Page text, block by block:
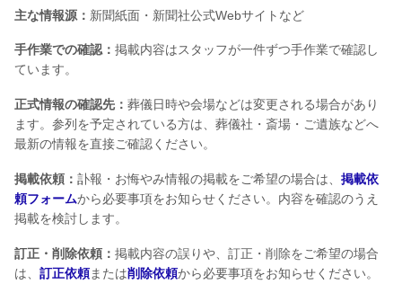
主な情報源： 新聞紙面・新聞社公式Webサイトなど
手作業での確認： 掲載内容はスタッフが一件ずつ手作業で確認し
ています。
正式情報の確認先： 葬儀日時や会場などは変更される場合があり
ます。参列を予定されている方は、葬儀社・斎場・ご遺族などへ
最新の情報を直接ご確認ください。
掲載依頼： 訃報・お悔やみ情報の掲載をご希望の場合は、 掲載依
頼フォームから必要事項をお知らせください。内容を確認のうえ
掲載を検討します。
訂正・削除依頼： 掲載内容の誤りや、訂正・削除をご希望の場合
は、 訂正依頼または削除依頼から必要事項をお知らせください。